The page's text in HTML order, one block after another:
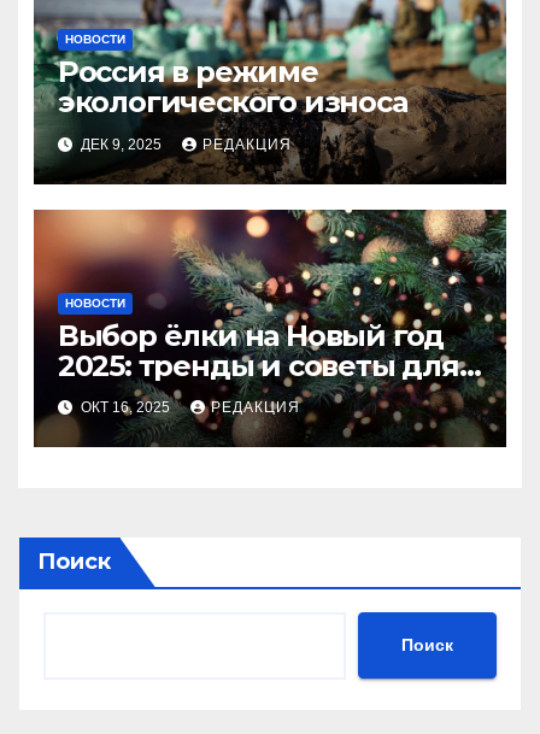
НОВОСТИ
Россия в режиме
экологического износа
ДЕК 9, 2025 РЕДАКЦИЯ
НОВОСТИ
Выбор ёлки на Новый год
2025: тренды и советы для
идеального праздника
ОКТ 16, 2025 РЕДАКЦИЯ
Поиск
Поиск